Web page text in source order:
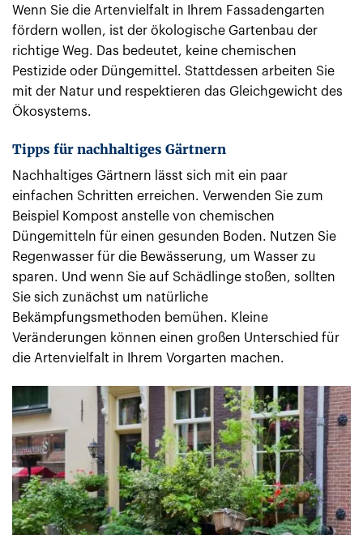
Wenn Sie die Artenvielfalt in Ihrem Fassadengarten
fördern wollen, ist der ökologische Gartenbau der
richtige Weg. Das bedeutet, keine chemischen
Pestizide oder Düngemittel. Stattdessen arbeiten Sie
mit der Natur und respektieren das Gleichgewicht des
Ökosystems.
Tipps für nachhaltiges Gärtnern
Nachhaltiges Gärtnern lässt sich mit ein paar
einfachen Schritten erreichen. Verwenden Sie zum
Beispiel Kompost anstelle von chemischen
Düngemitteln für einen gesunden Boden. Nutzen Sie
Regenwasser für die Bewässerung, um Wasser zu
sparen. Und wenn Sie auf Schädlinge stoßen, sollten
Sie sich zunächst um natürliche
Bekämpfungsmethoden bemühen. Kleine
Veränderungen können einen großen Unterschied für
die Artenvielfalt in Ihrem Vorgarten machen.